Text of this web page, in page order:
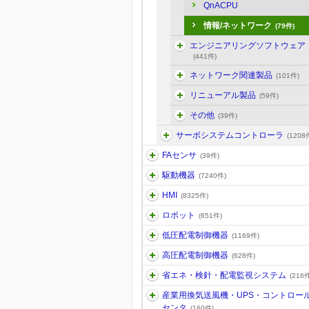
QnACPU
情報/ネットワーク (79件)
エンジニアリングソフトウェア
(441件)
ネットワーク関連製品 (101件)
リニューアル製品 (59件)
その他 (39件)
サーボシステムコントローラ (1208
FAセンサ (39件)
駆動機器 (7240件)
HMI (8325件)
ロボット (651件)
低圧配電制御機器 (1169件)
高圧配電制御機器 (628件)
省エネ・検針・配電監視システム (216
産業用換気送風機・UPS・コントロー